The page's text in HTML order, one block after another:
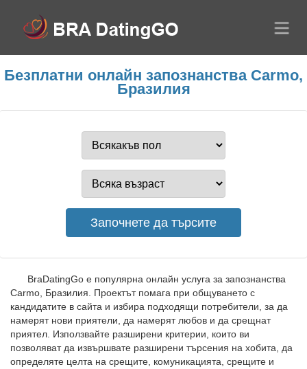
Безплатни онлайн запознанства Carmo,
Бразилия
BraDatingGo е популярна онлайн услуга за запознанства
Carmo, Бразилия. Проектът помага при общуването с
кандидатите в сайта и избира подходящи потребители, за да
намерят нови приятели, да намерят любов и да срещнат
приятел. Използвайте разширени критерии, които ви
позволяват да извършвате разширени търсения на хобита, да
определяте целта на срещите, комуникацията, срещите и